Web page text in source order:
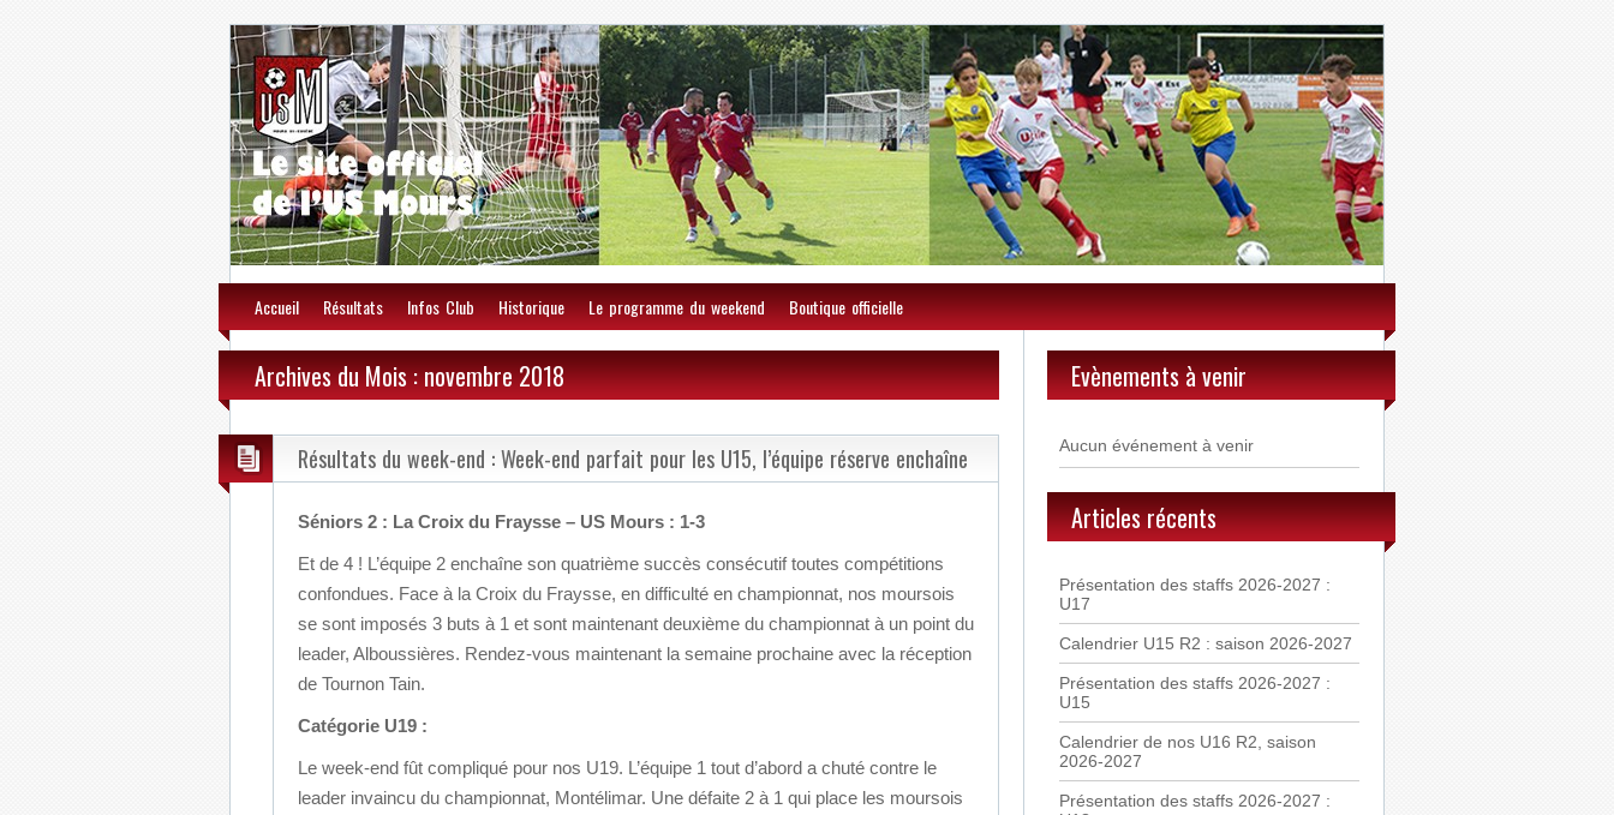
Accueil Résultats Infos Club Historique Le programme du weekend Boutique officielle
Archives du Mois : novembre 2018
Résultats du week-end : Week-end parfait pour les U15, l’équipe réserve enchaîne
Séniors 2 : La Croix du Fraysse – US Mours : 1-3
Et de 4 ! L’équipe 2 enchaîne son quatrième succès consécutif toutes compétitions
confondues. Face à la Croix du Fraysse, en difficulté en championnat, nos moursois
se sont imposés 3 buts à 1 et sont maintenant deuxième du championnat à un point du
leader, Alboussières. Rendez-vous maintenant la semaine prochaine avec la réception
de Tournon Tain.
Catégorie U19 :
Le week-end fût compliqué pour nos U19. L’équipe 1 tout d’abord a chuté contre le
leader invaincu du championnat, Montélimar. Une défaite 2 à 1 qui place les moursois
Evènements à venir
Aucun événement à venir
Articles récents
Présentation des staffs 2026-2027 :
U17
Calendrier U15 R2 : saison 2026-2027
Présentation des staffs 2026-2027 :
U15
Calendrier de nos U16 R2, saison
2026-2027
Présentation des staffs 2026-2027 :